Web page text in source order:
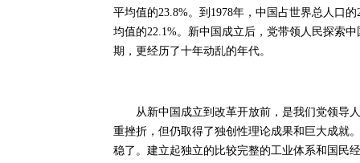
平均值的23.8%。到1978年，中国占世界总人口
均值的22.1%。新中国成立后，党带领人民探索
期，更经历了十年动乱的年代。
从新中国成立到改革开放前，是我们党领导人
重挫折，但仍取得了独创性理论成果和巨大成就
稳了。建立起独立的比较完整的工业体系和国民